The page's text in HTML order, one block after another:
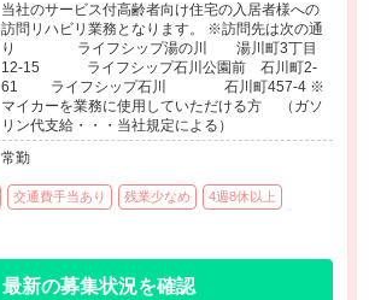
当社のサービス付高齢者向け住宅の入居者様への
訪問リハビリ業務となります。 ※訪問先は次の通
り ライフシップ湯の川 湯川町3丁目
12-15 ライフシップ石川公園前 石川町2-
61 ライフシップ石川 石川町457-4 ※
マイカーを業務に使用していただける方 （ガソ
リン代支給・・・当社規定による）
常勤
交通費手当あり 残業少なめ 4週8休以上
最新の募集状況を確認